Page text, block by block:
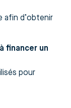
afin d’obtenir
financer un
pour